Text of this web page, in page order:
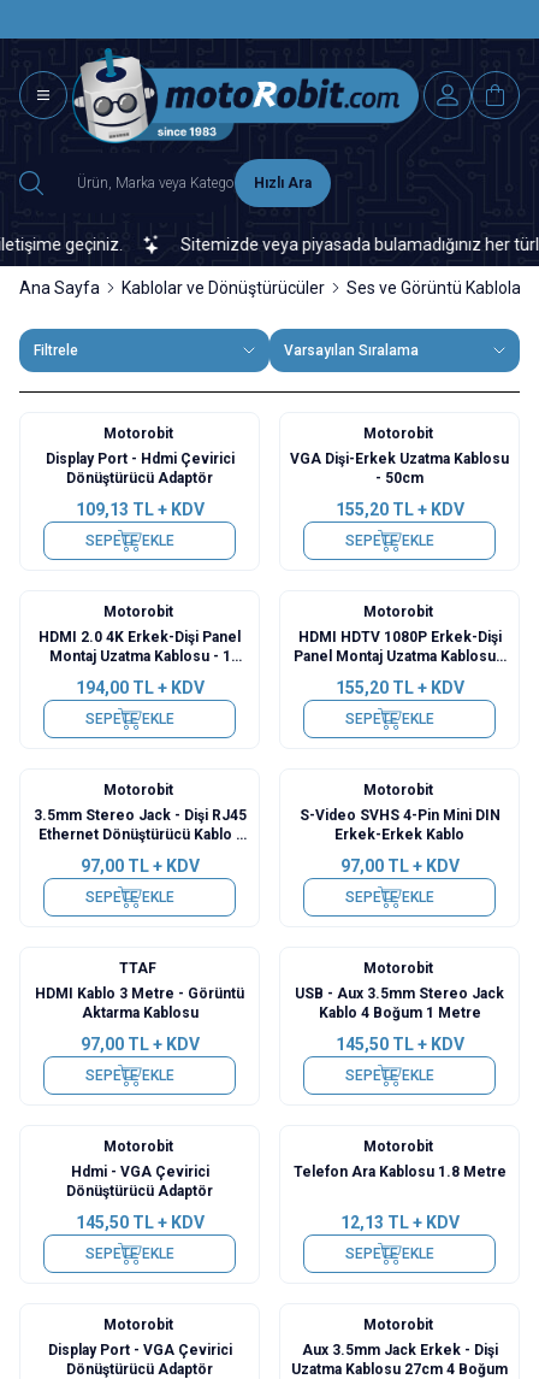
Hızlı Ara
geçiniz. Sitemizde veya piyasada bulamadığınız her türlü
Ana Sayfa Kablolar ve Dönüştürücüler Ses ve Görüntü Kabloları
Filtrele Varsayılan Sıralama
Motorobit
Display Port - Hdmi Çevirici
Dönüştürücü Adaptör
109,13 TL + KDV
SEPETE EKLE
Motorobit
VGA Dişi-Erkek Uzatma Kablosu
- 50cm
155,20TL + KDV
SEPETE EKLE
Motorobit
HDMI 2.0 4K Erkek-Dişi Panel
Montaj Uzatma Kablosu - 1
194,00TL + KDV
SEPETE EKLE
Motorobit
HDMI HDTV 1080P Erkek-Dişi
Panel Montaj Uzatma Kablosu -
155,20TL + KDV
SEPETE EKLE
Motorobit
3.5mm Stereo Jack - Dişi RJ45
Ethernet Dönüştürücü Kablo -
97,00TL + KDV
SEPETE EKLE
Motorobit
S-Video SVHS 4-Pin Mini DIN
Erkek-Erkek Kablo
97,00TL + KDV
SEPETE EKLE
TTAF
HDMI Kablo 3 Metre - Görüntü
Aktarma Kablosu
97,00TL + KDV
SEPETE EKLE
Motorobit
USB - Aux 3.5mm Stereo Jack
Kablo 4 Boğum 1 Metre
145,50TL + KDV
SEPETE EKLE
Motorobit
Hdmi - VGA Çevirici
Dönüştürücü Adaptör
145,50TL + KDV
SEPETE EKLE
Motorobit
Telefon Ara Kablosu 1.8 Metre
12,13 TL + KDV
SEPETE EKLE
Motorobit
Display Port - VGA Çevirici
Dönüştürücü Adaptör
Motorobit
Aux 3.5mm Jack Erkek - Dişi
Uzatma Kablosu 27cm 4 Boğum